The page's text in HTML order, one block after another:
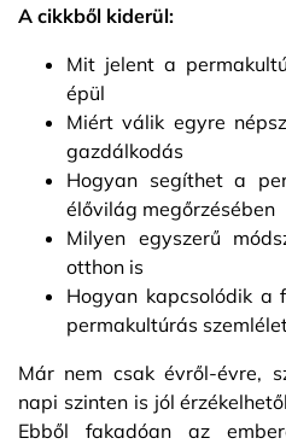
A cikkből kiderül:
Mit jelent a
épül
Miért válik egyre
gazdálkodás
Hogyan segíthet a
élővilág megőrzésében
Milyen egyszerű
otthon is
Hogyan kapcsolódik a
permakultúrás
Már nem csak évről-évre,
napi szinten is jól
Ebből fakadóan az